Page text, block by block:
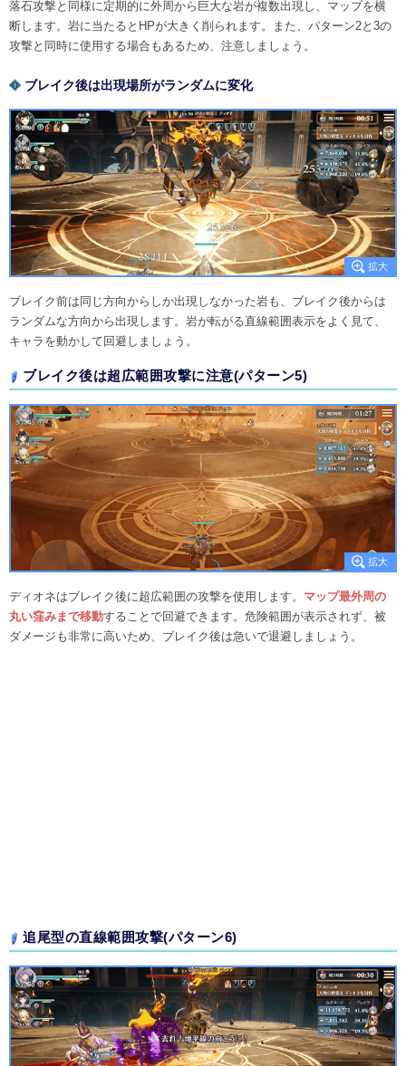
落石攻撃と同様に定期的に外周から巨大な岩が複数出現し、マップを横
断します。岩に当たるとHPが大きく削られます。また、パターン2と3の
攻撃と同時に使用する場合もあるため、注意しましょう。
ブレイク後は出現場所がランダムに変化
ブレイク前は同じ方向からしか出現しなかった岩も、ブレイク後からは
ランダムな方向から出現します。岩が転がる直線範囲表示をよく見て、
キャラを動かして回避しましょう。
ブレイク後は超広範囲攻撃に注意(パターン5)
ディオネはブレイク後に超広範囲の攻撃を使用します。 マップ最外周の
丸い窪みまで移動することで回避できます。危険範囲が表示されず、被
ダメージも非常に高いため、ブレイク後は急いで退避しましょう。
追尾型の直線範囲攻撃(パターン6)